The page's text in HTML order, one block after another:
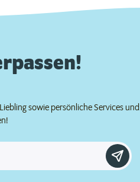
sowie persönliche Services und